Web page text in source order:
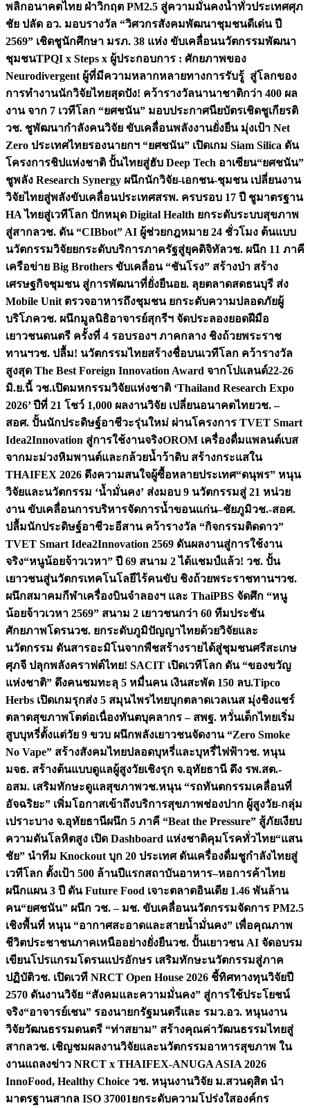
พลิกอนาคตไทย ฝ่าวิกฤต PM2.5 สู่ความมั่นคงน้ำทั่วประเทศศุภ
ชัย ปลัด อว. มอบรางวัล “วิศวกรสังคมพัฒนาชุมชนดีเด่น ปี
2569” เชิดชูนักศึกษา มรภ. 38 แห่ง ขับเคลื่อนนวัตกรรมพัฒนา
ชุมชนTPQI x Steps x ผู้ประกอบการ : ศักยภาพของ
Neurodivergent ผู้ที่มีความหลากหลายทางการรับรู้ สู่โลกของ
การทำงานนักวิจัยไทยสุดปัง! คว้ารางวัลนานาชาติกว่า 400 ผล
งาน จาก 7 เวทีโลก “ยศชนัน” มอบประกาศนียบัตรเชิดชูเกียรติ
วช. ชูพัฒนากำลังคนวิจัย ขับเคลื่อนพลังงานยั่งยืน มุ่งเป้า Net
Zero ประเทศไทยรองนายกฯ “ยศชนัน” เปิดเกม Siam Silica ดัน
โครงการชิปแห่งชาติ ปั้นไทยสู่ฮับ Deep Tech อาเซียน“ยศชนัน”
ชูพลัง Research Synergy ผนึกนักวิจัย-เอกชน-ชุมชน เปลี่ยนงาน
วิจัยไทยสู่พลังขับเคลื่อนประเทศสรพ. ครบรอบ 17 ปี ชูมาตรฐาน
HA ไทยสู่เวทีโลก ปักหมุด Digital Health ยกระดับระบบสุขภาพ
สู่สากลวช. ดัน “CIBbot” AI ผู้ช่วยกฎหมาย 24 ชั่วโมง ต้นแบบ
นวัตกรรมวิจัยยกระดับบริการภาครัฐสู่ยุคดิจิทัลวช. ผนึก 11 ภาคี
เครือข่าย Big Brothers ขับเคลื่อน “ชันโรง” สร้างป่า สร้าง
เศรษฐกิจชุมชน สู่การพัฒนาที่ยั่งยืนอย. ลุยตลาดสดธนบุรี ส่ง
Mobile Unit ตรวจอาหารถึงชุมชน ยกระดับความปลอดภัยผู้
บริโภควช. ผนึกมูลนิธิอาจารย์สุกรีฯ จัดประลองยอดฝีมือ
เยาวชนดนตรี ครั้งที่ 4 รอบรองฯ ภาคกลาง ชิงถ้วยพระราช
ทานฯวช. ปลื้ม! นวัตกรรมไทยสร้างชื่อบนเวทีโลก คว้ารางวัล
สูงสุด The Best Foreign Innovation Award จากโปแลนด์22-26
มิ.ย.นี้ วช.เปิดมหกรรมวิจัยแห่งชาติ ‘Thailand Research Expo
2026’ ปีที่ 21 โชว์ 1,000 ผลงานวิจัย เปลี่ยนอนาคตไทยวช. –
สอศ. ปั้นนักประดิษฐ์อาชีวะรุ่นใหม่ ผ่านโครงการ TVET Smart
Idea2Innovation สู่การใช้งานจริงOROM เครื่องดื่มแพลนต์เบส
จากมะม่วงหิมพานต์และกล้วยน้ำว้าดิบ สร้างกระแสใน
THAIFEX 2026 ดึงความสนใจผู้ซื้อหลายประเทศ“ดนุพร” หนุน
วิจัยและนวัตกรรม ‘น้ำมั่นคง’ ส่งมอบ 9 นวัตกรรมสู่ 21 หน่วย
งาน ขับเคลื่อนการบริหารจัดการน้ำขอนแก่น–ชัยภูมิวช.-สอศ.
ปลื้มนักประดิษฐ์อาชีวะอีสาน คว้ารางวัล “กิจกรรมติดดาว”
TVET Smart Idea2Innovation 2569 ดันผลงานสู่การใช้งาน
จริง“หนูน้อยจ้าวเวหา” ปี 69 สนาม 2 ได้แชมป์แล้ว! วช. ปั้น
เยาวชนสู่นวัตกรเทคโนโลยีไร้คนขับ ชิงถ้วยพระราชทานฯวช.
ผนึกสมาคมกีฬาเครื่องบินจำลองฯ และ ThaiPBS จัดศึก “หนู
น้อยจ้าวเวหา 2569” สนาม 2 เยาวชนกว่า 60 ทีมประชัน
ศักยภาพโดรนวช. ยกระดับภูมิปัญญาไทยด้วยวิจัยและ
นวัตกรรม ดันสารอะมิโนจากพืชสร้างรายได้สู่ชุมชนศรีสะเกษ
ศุภจี ปลุกพลังคราฟต์ไทย! SACIT เปิดเวทีโลก ดัน “ของขวัญ
แห่งชาติ” ดึงคนชมทะลุ 5 หมื่นคน เงินสะพัด 150 ลบ.Tipco
Herbs เปิดเกมรุกส่ง 5 สมุนไพรไทยบุกตลาดเวลเนส มุ่งชิงแชร์
ตลาดสุขภาพโตต่อเนื่องทันตบุคลากร – สพฐ. หวั่นเด็กไทยเริ่ม
สูบบุหรี่ตั้งแต่วัย 9 ขวบ ผนึกพลังเยาวชนจัดงาน “Zero Smoke
No Vape” สร้างสังคมไทยปลอดบุหรี่และบุหรี่ไฟฟ้าวช. หนุน
มจธ. สร้างต้นแบบดูแลผู้สูงวัยเชิงรุก จ.อุทัยธานี ดึง รพ.สต.-
อสม. เสริมทักษะดูแลสุขภาพวช.หนุน “รถทันตกรรมเคลื่อนที่
อัจฉริยะ” เพิ่มโอกาสเข้าถึงบริการสุขภาพช่องปาก ผู้สูงวัย-กลุ่ม
เปราะบาง จ.อุทัยธานีผนึก 5 ภาคี “Beat the Pressure” สู้ภัยเงียบ
ความดันโลหิตสูง เปิด Dashboard แห่งชาติคุมโรคทั่วไทย“แสน
ชัย” นำทีม Knockout บุก 20 ประเทศ ดันเครื่องดื่มชูกำลังไทยสู่
เวทีโลก ตั้งเป้า 500 ล้านปีแรกสถาบันอาหาร–หอการค้าไทย
ผนึกแผน 3 ปี ดัน Future Food เจาะตลาดอินเดีย 1.46 พันล้าน
คน“ยศชนัน” ผนึก วช. – มช. ขับเคลื่อนนวัตกรรมจัดการ PM2.5
เชิงพื้นที่ หนุน “อากาศสะอาดและสายน้ำมั่นคง” เพื่อคุณภาพ
ชีวิตประชาชนภาคเหนืออย่างยั่งยืนวช. ปั้นเยาวชน AI จัดอบรม
เขียนโปรแกรมโดรนแปรอักษร เสริมทักษะนวัตกรรมสู่ภาค
ปฏิบัติวช. เปิดเวที NRCT Open House 2026 ชี้ทิศทางทุนวิจัยปี
2570 ดันงานวิจัย “สังคมและความมั่นคง” สู่การใช้ประโยชน์
จริง“อาจารย์เชน” รองนายกรัฐมนตรีและ รมว.อว. หนุนงาน
วิจัยวัฒนธรรมดนตรี “ท่าสยาม” สร้างคุณค่าวัฒนธรรมไทยสู่
สากลวช. เชิญชมผลงานวิจัยและนวัตกรรมอาหารสุขภาพ ใน
งานแถลงข่าว NRCT x THAIFEX-ANUGA ASIA 2026
InnoFood, Healthy Choice วช. หนุนงานวิจัย ม.สวนดุสิต นำ
มาตรฐานสากล ISO 37001ยกระดับความโปร่งใสองค์กร